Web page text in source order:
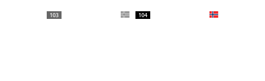
103 104